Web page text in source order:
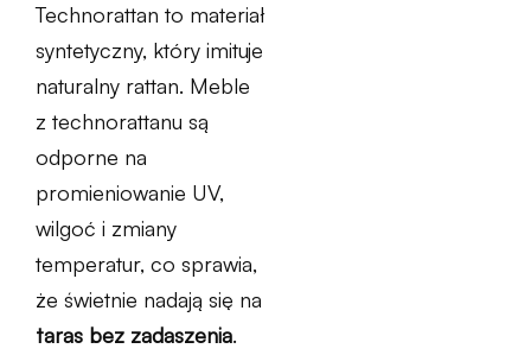
Technorattan to materiał
syntetyczny, który imituje
naturalny rattan. Meble
z technorattanu są
odporne na
promieniowanie UV,
wilgoć i zmiany
temperatur, co sprawia,
że świetnie nadają się na
taras bez zadaszenia.